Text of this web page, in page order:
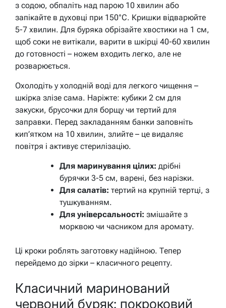
з содою, обпаліть над парою 10 хвилин або
запікайте в духовці при 150°C. Кришки відварюйте
5-7 хвилин. Для буряка обрізайте хвостики на 1 см,
щоб соки не витікали, варити в шкірці 40-60 хвилин
до готовності – ножем входить легко, але не
розварюється.
Охолодіть у холодній воді для легкого чищення –
шкірка злізе сама. Наріжте: кубики 2 см для
закуски, брусочки для борщу чи тертий для
заправки. Перед закладанням банки заповніть
кип’ятком на 10 хвилин, злийте – це видаляє
повітря і активує стерилізацію.
Для маринування цілих: дрібні
бурячки 3-5 см, варені, без нарізки.
Для салатів: тертий на крупній тертці, з
тушкуванням.
Для універсальності: змішайте з
морквою чи часником для аромату.
Ці кроки роблять заготовку надійною. Тепер
перейдемо до зірки – класичного рецепту.
Класичний маринований
червоний буряк: покроковий